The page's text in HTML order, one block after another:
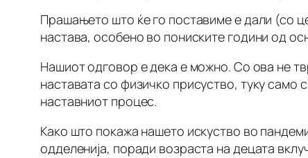
Прашањето што ќе го поставиме е дали (со
настава, особено во пониските години од
Нашиот одговор е дека е можно. Со ова не
наставата со физичко присуство, туку
наставниот процес.
Како што покажа нашето искуство во
одделенија, поради возраста на децата